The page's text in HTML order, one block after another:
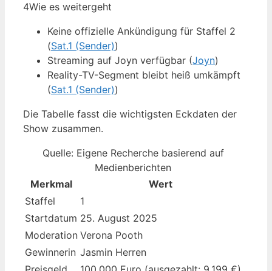
4Wie es weitergeht
Keine offizielle Ankündigung für Staffel 2
(Sat.1 (Sender))
Streaming auf Joyn verfügbar (Joyn)
Reality-TV-Segment bleibt heiß umkämpft
(Sat.1 (Sender))
Die Tabelle fasst die wichtigsten Eckdaten der
Show zusammen.
Quelle: Eigene Recherche basierend auf
Medienberichten
Merkmal
Wert
Staffel
1
Startdatum 25. August 2025
Moderation Verona Pooth
Gewinnerin Jasmin Herren